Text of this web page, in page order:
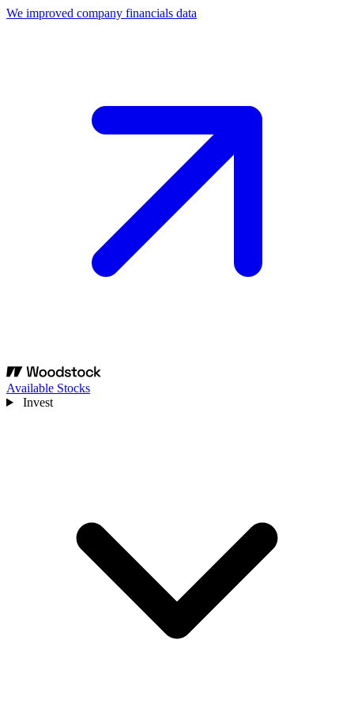
We improved company financials data
Available Stocks
Invest